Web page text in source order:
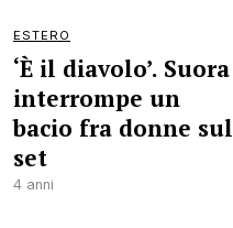
ESTERO
‘È il diavolo’. Suora
interrompe un
bacio fra donne sul
set
4 anni